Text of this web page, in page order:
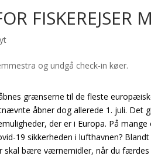
FISKEREJSER
grænserne til de fleste
åbner dog allerede 1. juli. Det
der er i Europa. På
19 sikkerheden i lufthavnen?
skal bære værnemidler, når du færdes